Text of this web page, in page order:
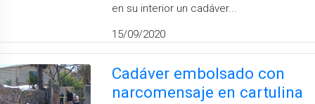
en su interior un cadáver...
15/09/2020
Cadáver embolsado con
narcomensaje en cartulina